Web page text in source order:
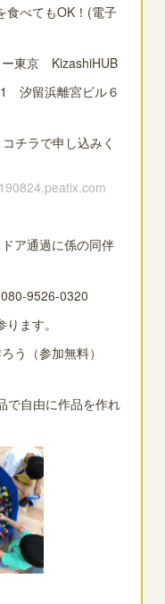
てもOK！(電子
東京 KizashiHUB
留浜離宮ビル６
チラで申し込みく
ア通過に係の同伴
9526-0320
ます。
う（参加無料）
由に作品を作れ